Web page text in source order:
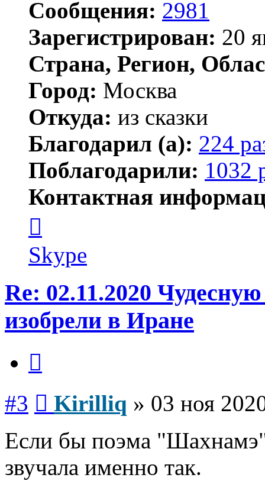
Сообщения: 2981
Зарегистрирован: 20
Страна, Регион,
Город: Москва
Откуда: из сказки
Благодарил (а): 224
Поблагодарили: 1032
Контактная
пользователя
Kirilliq
Skype
Re: 02.11.2020
изобрели в Иране
#3 Kirilliq » 03 ноя
Если бы поэма
звучала именно так.